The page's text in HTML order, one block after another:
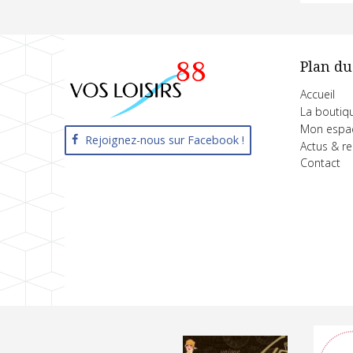
Rejoignez-nous sur Facebook !
Plan
Accueil
La
Mon
Actus &
Contact